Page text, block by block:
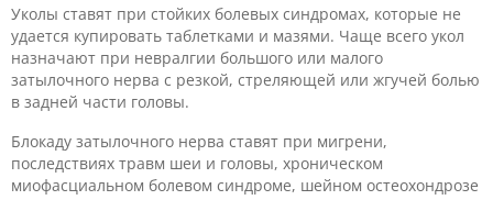
Уколы ставят при стойких болевых синдромах, которые не
удается купировать таблетками и мазями. Чаще всего укол
назначают при невралгии большого или малого
затылочного нерва с резкой, стреляющей или жгучей болью
в задней части головы.
Блокаду затылочного нерва ставят при мигрени,
последствиях травм шеи и головы, хроническом
миофасциальном болевом синдроме, шейном остеохондрозе